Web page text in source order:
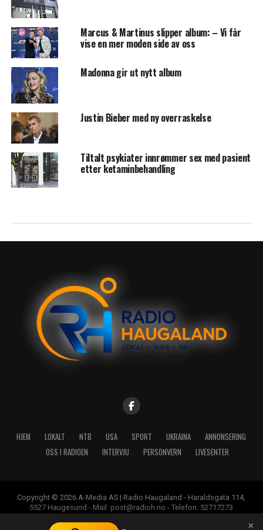
Marcus & Martinus slipper album: – Vi får
vise en mer moden side av oss
Madonna gir ut nytt album
Justin Bieber med ny overraskelse
Tiltalt psykiater innrømmer sex med pasient
etter ketaminbehandling
HJEM LOKALT NTB USA SPORT UKRAINA
ANNONSERING
OSS I RADIOEN
INTERVJU PERSONVERN LIVESENTER
Copyright © 2026 A-Media AS | Radio Haugaland - Haraldsgata 114,
5527 Haugesund - Mail: post@radioh.no - Telefon: 52717273
×